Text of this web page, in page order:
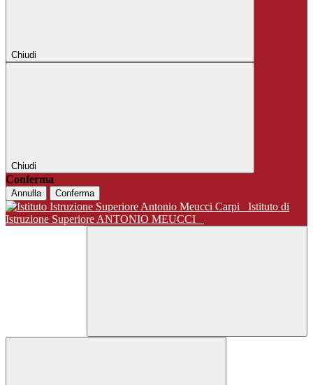
Chiudi
Chiudi
Conferma
Annulla Conferma
Istituto di
Istruzione Superiore ANTONIO MEUCCI